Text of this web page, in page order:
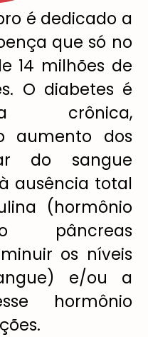
é dedicado a
que só no
14 milhões de
O diabetes é
crônica,
aumento dos
do sangue
ausência total
(hormônio
pâncreas
os níveis
e/ou a
hormônio